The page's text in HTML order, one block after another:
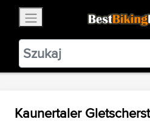
BestBikingRoads
Static Motion3.99
VIEW
Kaunertaler